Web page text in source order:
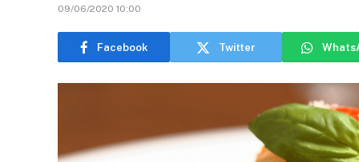
09/06/2020 10:00
Facebook Twitter